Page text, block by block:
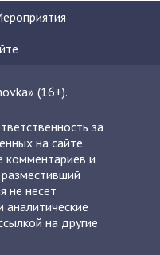
(16+).
за
на сайте.
комментариев и
не несет
аналитические
на другие